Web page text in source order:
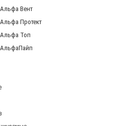
Вент
Протект
Топ